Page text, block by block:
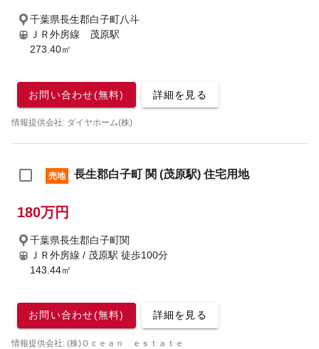
千葉県長生郡白子町八斗
ＪＲ外房線 茂原駅
273.40㎡
お問い合わせ(無料) 詳細を見る
情報提供会社: ダイヤホーム(株)
売地 長生郡白子町 関 (茂原駅) 住宅用地
180万円
千葉県長生郡白子町関
ＪＲ外房線 / 茂原駅 徒歩100分
143.44㎡
お問い合わせ(無料) 詳細を見る
情報提供会社: (株)Ｏｃｅａｎ ｅｓｔａｔｅ